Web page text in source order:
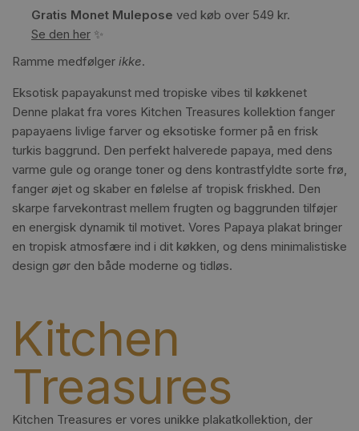
Gratis Monet Mulepose ved køb over 549 kr.
Se den her ✨
Ramme medfølger ikke.
Eksotisk papayakunst med tropiske vibes til køkkenet
Denne plakat fra vores Kitchen Treasures kollektion fanger
papayaens livlige farver og eksotiske former på en frisk
turkis baggrund. Den perfekt halverede papaya, med dens
varme gule og orange toner og dens kontrastfyldte sorte frø,
fanger øjet og skaber en følelse af tropisk friskhed. Den
skarpe farvekontrast mellem frugten og baggrunden tilføjer
en energisk dynamik til motivet. Vores Papaya plakat bringer
en tropisk atmosfære ind i dit køkken, og dens minimalistiske
design gør den både moderne og tidløs.
Kitchen
Treasures
Kitchen Treasures er vores unikke plakatkollektion, der